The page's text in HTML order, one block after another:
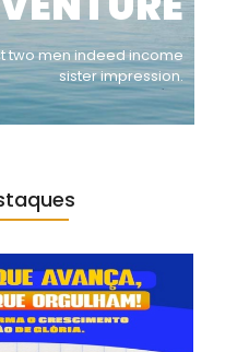
two men indeed income
sister impression.